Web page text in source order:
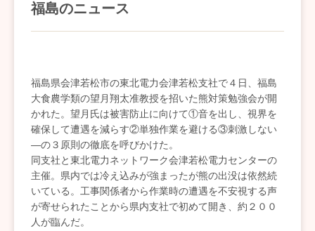
福島のニュース
福島県会津若松市の東北電力会津若松支社で４日、福島
大食農学類の望月翔太准教授を招いた熊対策勉強会が開
かれた。望月氏は被害防止に向けて①音を出し、視界を
確保して遭遇を減らす②単独作業を避ける③刺激しない
―の３原則の徹底を呼びかけた。
同支社と東北電力ネットワーク会津若松電力センターの
主催。県内では冷え込みが強まったが熊の出没は依然続
いている。工事関係者から作業時の遭遇を不安視する声
が寄せられたことから県内支社で初めて開き、約２００
人が臨んだ。